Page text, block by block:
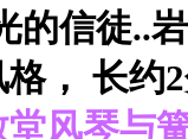
的信徒..
， 长约
风琴与